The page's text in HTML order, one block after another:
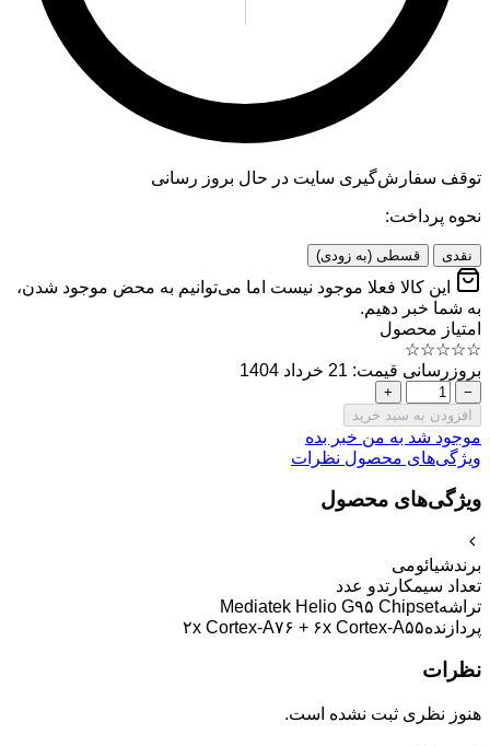
توقف سفارش‌گیری سایت در حال بروز رسانی
نحوه پرداخت:
نقدی قسطی (به زودی)
این کالا فعلا موجود نیست اما می‌توانیم به محض موجود شدن،
به شما خبر دهیم.
امتیاز محصول
☆
☆
☆
☆
☆
بروزرسانی قیمت: 21 خرداد 1404
−
+
افزودن به سبد خرید
موجود شد به من خبر بده
ویژگی‌های محصول نظرات
ویژگی‌های محصول
برندشیائومی
تعداد سیمکارتدو عدد
تراشهMediatek Helio G۹۵ Chipset
پردازنده۲x Cortex-A۷۶ + ۶x Cortex-A۵۵
نظرات
هنوز نظری ثبت نشده است.